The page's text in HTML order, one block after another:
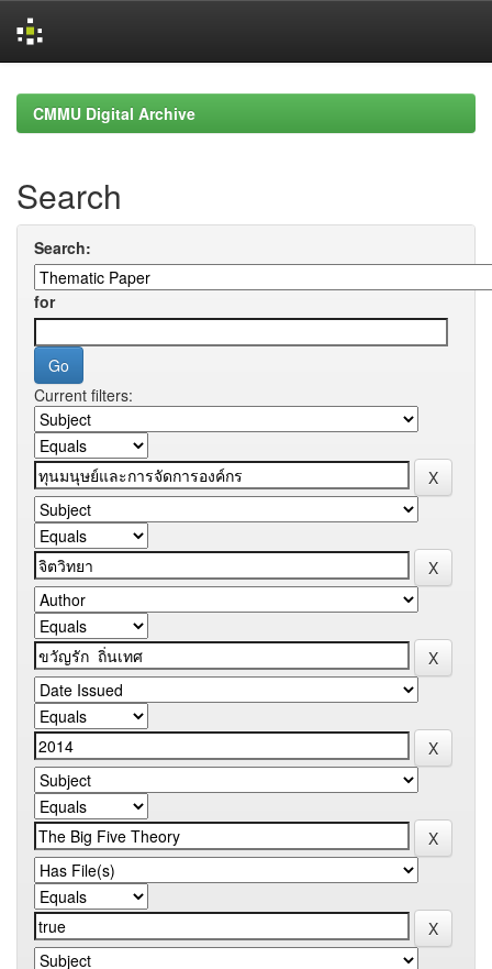
navigationCMMU Digital Archive
Search
Search:
for
Current filters: